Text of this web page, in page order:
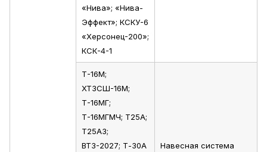
«Нива»; «Нива-
Эффект»; КСКУ-6
«Херсонец-200»;
КСК-4-1
Т-16М;
ХТЗСШ-16М;
Т-16МГ;
Т-16МГМЧ; Т25А;
Т25А3;
ВТЗ-2027; Т-З0А
Навесная система